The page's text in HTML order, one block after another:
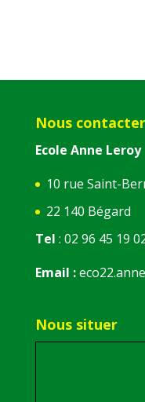
Nous contacter
Ecole Anne Leroy
10 rue Saint-
22 140 Bégard
Tel : 02 96 45 19
Email :
Nous situer